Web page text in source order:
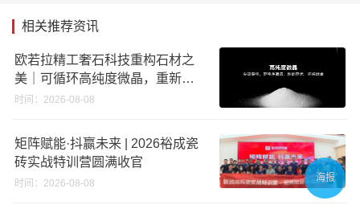
相关推荐资讯
欧若拉精工奢石科技重构石材之
美｜可循环高纯度微晶，重新定
义高端奢石原料
时间：2026-08-08
矩阵赋能·抖赢未来 | 2026裕成瓷
砖实战特训营圆满收官
时间：2026-08-08 海报